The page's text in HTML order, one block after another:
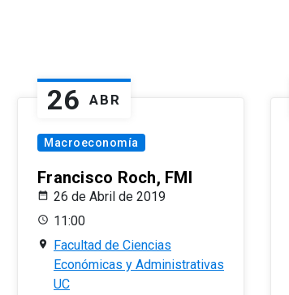
26 ABR
Macroeconomía
Francisco Roch, FMI
26 de Abril de 2019
11:00
Facultad de Ciencias
Económicas y Administrativas
UC